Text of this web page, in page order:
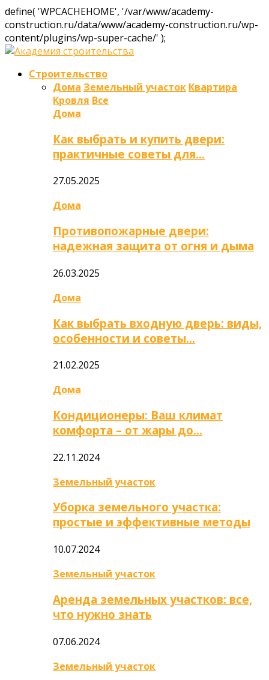
define( 'WPCACHEHOME', '/var/www/academy-
construction.ru/data/www/academy-construction.ru/wp-
content/plugins/wp-super-cache/' );
Строительство
Дома Земельный участок Квартира
Кровля Все
Дома
Как выбрать и купить двери:
практичные советы для…
27.05.2025
Дома
Противопожарные двери:
надежная защита от огня и дыма
26.03.2025
Дома
Как выбрать входную дверь: виды,
особенности и советы…
21.02.2025
Дома
Кондиционеры: Ваш климат
комфорта – от жары до…
22.11.2024
Земельный участок
Уборка земельного участка:
простые и эффективные методы
10.07.2024
Земельный участок
Аренда земельных участков: все,
что нужно знать
07.06.2024
Земельный участок